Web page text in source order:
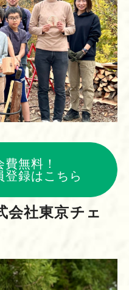
無料！
登録はこちら
会社東京チェ